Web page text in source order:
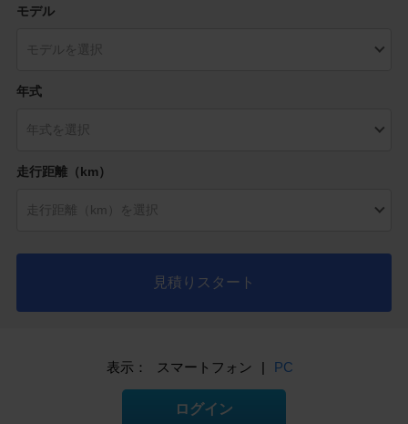
モデル
年式
走行距離（km）
見積りスタート
表示： スマートフォン | PC
ログイン